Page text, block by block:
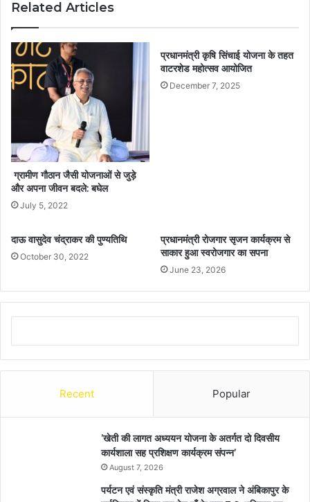
Related Articles
ग्रामीण गौठान जैसी योजनाओं से जुड़े
और अपना जीवन बदले: बघेल
July 5, 2022
प्रधानमंत्री कृषि सिंचाई योजना के तहत
वाटरशेड महोत्सव आयोजित
December 7, 2025
दाऊ वासुदेव चंद्राकर की पुण्यतिथि
October 30, 2022
प्रधानमंत्री रोजगार सृजन कार्यक्रम से
साकार हुआ स्वरोजगार का सपना
June 23, 2026
Recent Popular
’खेती की लागत अध्ययन योजना के अतर्गत दो दिवसीय
कार्यशाला सह प्रशिक्षण कार्यक्रम संपन्न’
August 7, 2026
पर्यटन एवं संस्कृति मंत्री राजेश अग्रवाल ने अंबिकापुर के